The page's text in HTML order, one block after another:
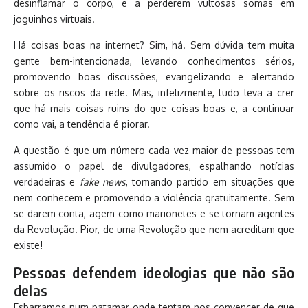
desinflamar o corpo, e a perderem vultosas somas em
joguinhos virtuais.
Há coisas boas na internet? Sim, há. Sem dúvida tem muita
gente bem-intencionada, levando conhecimentos sérios,
promovendo boas discussões, evangelizando e alertando
sobre os riscos da rede. Mas, infelizmente, tudo leva a crer
que há mais coisas ruins do que coisas boas e, a continuar
como vai, a tendência é piorar.
A questão é que um número cada vez maior de pessoas tem
assumido o papel de divulgadores, espalhando notícias
verdadeiras e fake news, tomando partido em situações que
nem conhecem e promovendo a violência gratuitamente. Sem
se darem conta, agem como marionetes e se tornam agentes
da Revolução. Pior, de uma Revolução que nem acreditam que
existe!
Pessoas defendem ideologias que não são
delas